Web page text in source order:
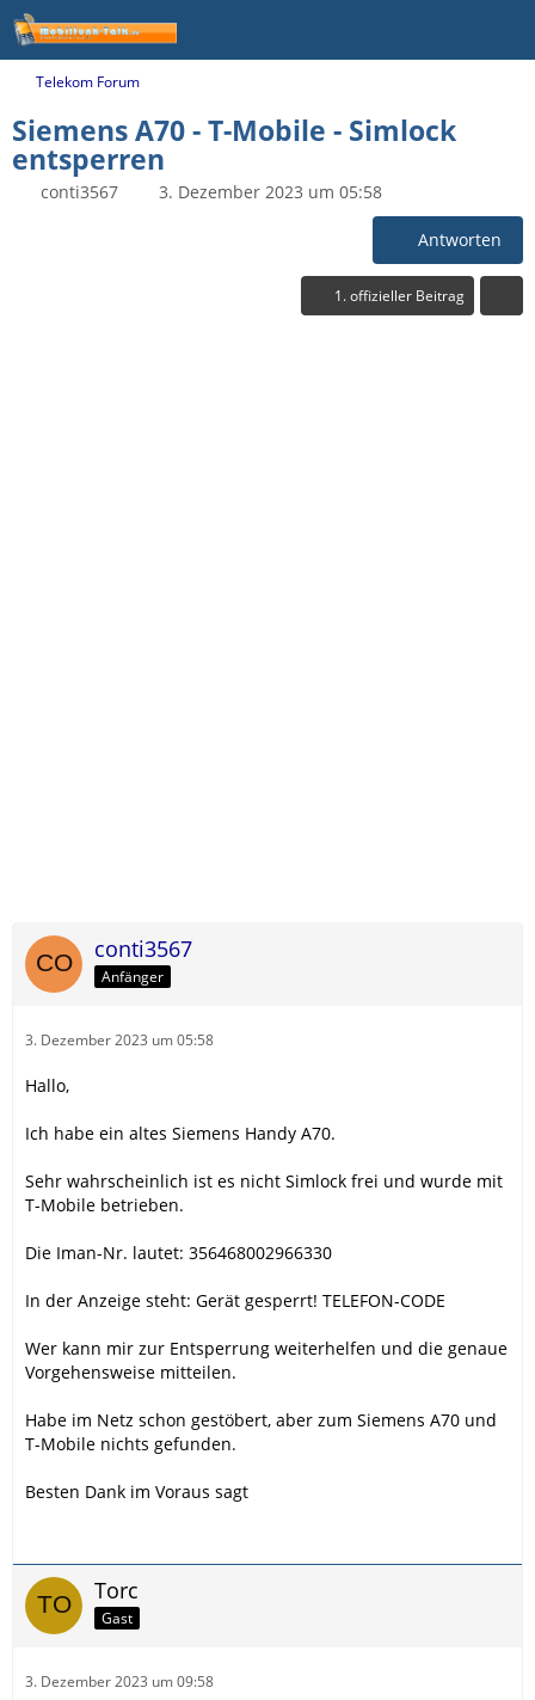
Telekom Forum
Siemens A70 - T-Mobile - Simlock
entsperren
conti3567 3. Dezember 2023 um 05:58
Antworten
1. offizieller Beitrag
conti3567
Anfänger
3. Dezember 2023 um 05:58
Hallo,
Ich habe ein altes Siemens Handy A70.
Sehr wahrscheinlich ist es nicht Simlock frei und wurde mit
T-Mobile betrieben.
Die Iman-Nr. lautet: 356468002966330
In der Anzeige steht: Gerät gesperrt! TELEFON-CODE
Wer kann mir zur Entsperrung weiterhelfen und die genaue
Vorgehensweise mitteilen.
Habe im Netz schon gestöbert, aber zum Siemens A70 und
T-Mobile nichts gefunden.
Besten Dank im Voraus sagt
Torc
Gast
3. Dezember 2023 um 09:58